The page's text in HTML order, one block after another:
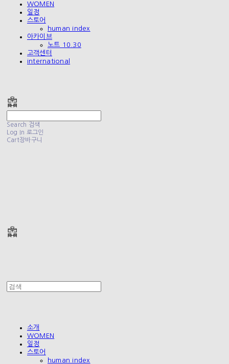
WOMEN
일정
스토어
human index
아카이브
노트 10.30
고객센터
international
Search 검색
Log In 로그인
Cart장바구니
소개
WOMEN
일정
스토어
human index